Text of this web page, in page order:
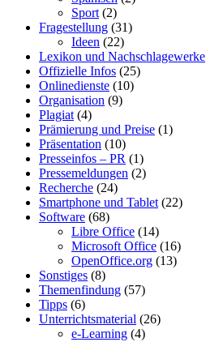
Sport (2)
Fragestellung (31)
Ideen (22)
Lexikon und Nachschlagewerke
Offizielle Infos (25)
Onlinedienste (10)
Organisation (9)
Plagiat (4)
Prämierung und Preise (1)
Präsentation (10)
Presseinfos – PR (1)
Pressemeldungen (2)
Recherche (24)
Smartphone und Tablet (22)
Software (68)
Libre Office (14)
Microsoft Office (16)
OpenOffice.org (13)
Sonstiges (8)
Themenfindung (57)
Tipps (6)
Unterrichtsmaterial (26)
e-Learning (4)